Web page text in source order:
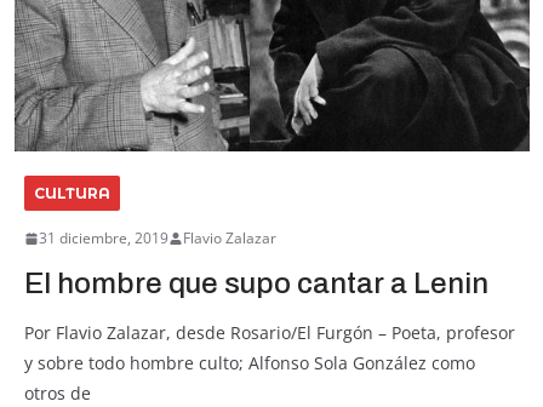
CULTURA
31 diciembre, 2019 Flavio Zalazar
El hombre que supo cantar a Lenin
Por Flavio Zalazar, desde Rosario/El Furgón – Poeta, profesor
y sobre todo hombre culto; Alfonso Sola González como
otros de